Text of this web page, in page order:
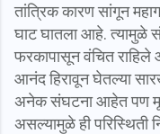
तांत्रिक कारण सांगून
घाट घातला आहे. त्यामुळे
फरकापासून वंचित राहिले
आनंद हिरावून घेतल्या
अनेक संघटना आहेत पण
असल्यामुळे ही परिस्थिती